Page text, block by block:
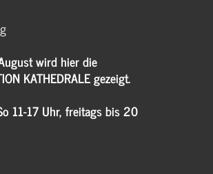
wird hier die
KATHEDRALE gezeigt.
11-17 Uhr, freitags bis 20